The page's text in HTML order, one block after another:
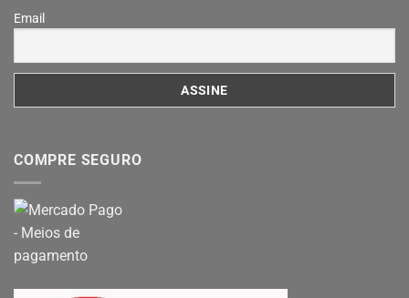
Email
COMPRE SEGURO